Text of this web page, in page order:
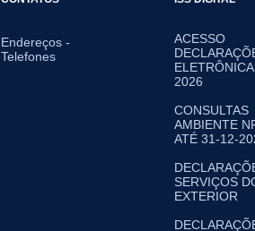
Endereços -
Telefones
ACESSO
2026
CONSULTAS
AMBIENTE
ATÉ 31-12-
SERVIÇOS
EXTERIOR